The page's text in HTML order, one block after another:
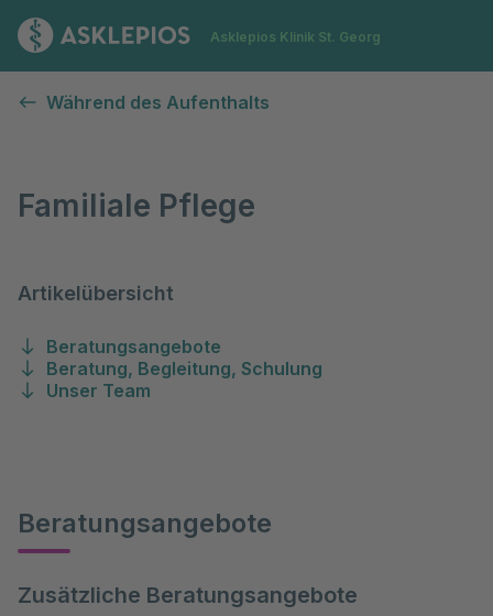
Zur Startseite
Asklepios Klinik St. Georg
Während des Aufenthalts
Familiale Pflege
Artikelübersicht
Beratungsangebote
Beratung, Begleitung, Schulung
Unser Team
Beratungsangebote
Zusätzliche Beratungsangebote